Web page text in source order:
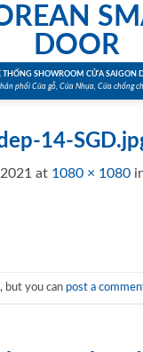
THỐNG SHOWROOM CỬA SAIGON
phối Cửa gỗ, Cửa Nhựa, Cửa chống
14-
at 1080 × 1080
but you can post a